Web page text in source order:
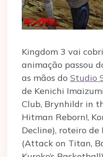
Kingdom 3 vai
animação passou
as mãos do Studio
de Kenichi
Club, Brynhildr in
Hitman Reborn!,
Decline), roteiro
(Attack on Titan,